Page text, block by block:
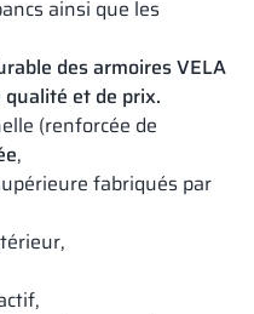
ainsi que les
des armoires VELA
et de prix.
(renforcée de
,
fabriqués par